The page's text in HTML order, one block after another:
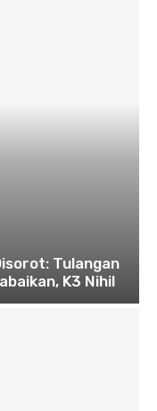
Tulangan
K3 Nihil